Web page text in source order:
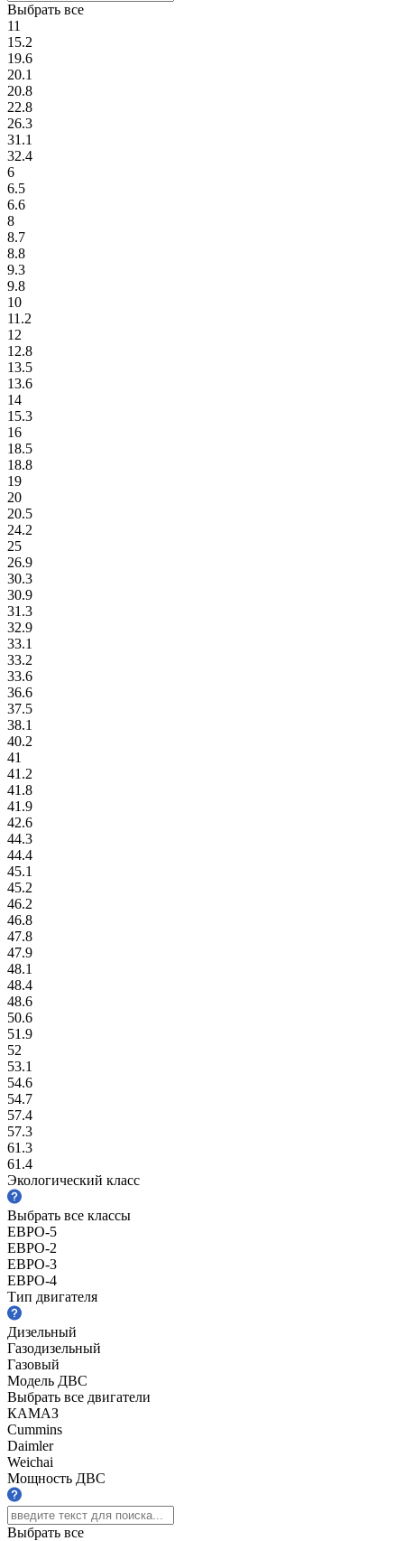
Выбрать все
11
15.2
19.6
20.1
20.8
22.8
26.3
31.1
32.4
6
6.5
6.6
8
8.7
8.8
9.3
9.8
10
11.2
12
12.8
13.5
13.6
14
15.3
16
18.5
18.8
19
20
20.5
24.2
25
26.9
30.3
30.9
31.3
32.9
33.1
33.2
33.6
36.6
37.5
38.1
40.2
41
41.2
41.8
41.9
42.6
44.3
44.4
45.1
45.2
46.2
46.8
47.8
47.9
48.1
48.4
48.6
50.6
51.9
52
53.1
54.6
54.7
57.4
57.3
61.3
61.4
Экологический класс
Выбрать все классы
ЕВРО-5
ЕВРО-2
ЕВРО-3
ЕВРО-4
Тип двигателя
Дизельный
Газодизельный
Газовый
Модель ДВС
Выбрать все двигатели
КАМАЗ
Cummins
Daimler
Weichai
Мощность ДВС
Выбрать все